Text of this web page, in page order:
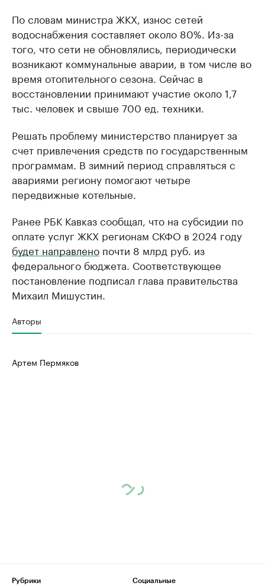
По словам министра ЖКХ, износ сетей
водоснабжения составляет около 80%. Из-за
того, что сети не обновлялись, периодически
возникают коммунальные аварии, в том числе во
время отопительного сезона. Сейчас в
восстановлении принимают участие около 1,7
тыс. человек и свыше 700 ед. техники.
Решать проблему министерство планирует за
счет привлечения средств по государственным
программам. В зимний период справляться с
авариями региону помогают четыре
передвижные котельные.
Ранее РБК Кавказ сообщал, что на субсидии по
оплате услуг ЖКХ регионам СКФО в 2024 году
будет направлено почти 8 млрд руб. из
федерального бюджета. Соответствующее
постановление подписал глава правительства
Михаил Мишустин.
Авторы
Артем Пермяков
Рубрики
Социальные